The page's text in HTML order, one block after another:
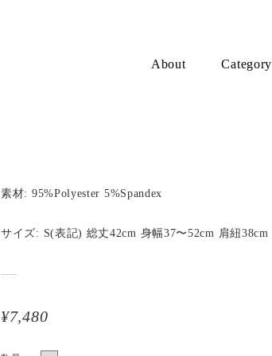
About Category
素材: 95%Polyester 5%Spandex
サイズ: S(表記) 総丈42cm 身幅37〜52cm 肩紐38cm
¥7,480